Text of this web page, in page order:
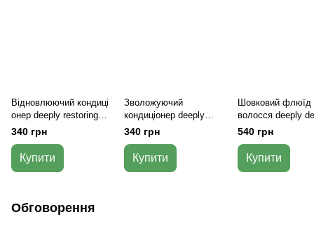
Відновлюючий кондиці
онер deeply restoring
hair conditioner 250 мл
340 грн
Купити
Зволожуючий
кондиціонер deeply
hydrating conditioner 250
340 грн
Купити
Шовковий флюїд
волосся deeply
silk fluid 100 мл
540 грн
Купити
Обговорення